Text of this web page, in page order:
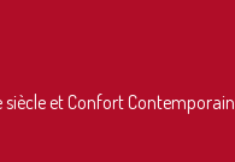
siècle et Confort Contemporain